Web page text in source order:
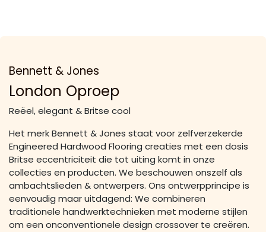
Bennett & Jones
London Oproep
Reëel, elegant & Britse cool
Het merk Bennett & Jones staat voor zelfverzekerde
Engineered Hardwood Flooring creaties met een dosis
Britse eccentriciteit die tot uiting komt in onze
collecties en producten. We beschouwen onszelf als
ambachtslieden & ontwerpers. Ons ontwerpprincipe is
eenvoudig maar uitdagend: We combineren
traditionele handwerktechnieken met moderne stijlen
om een onconventionele design crossover te creëren.